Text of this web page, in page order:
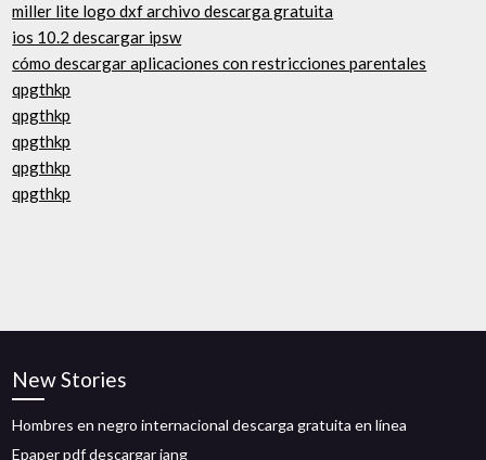
miller lite logo dxf archivo descarga gratuita
ios 10.2 descargar ipsw
cómo descargar aplicaciones con restricciones parentales
qpgthkp
qpgthkp
qpgthkp
qpgthkp
qpgthkp
New Stories
Hombres en negro internacional descarga gratuita en línea
Epaper pdf descargar jang